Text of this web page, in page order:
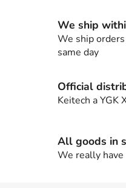
We ship
We ship
same day
Official
Keitech a YGK
All goods in
We really